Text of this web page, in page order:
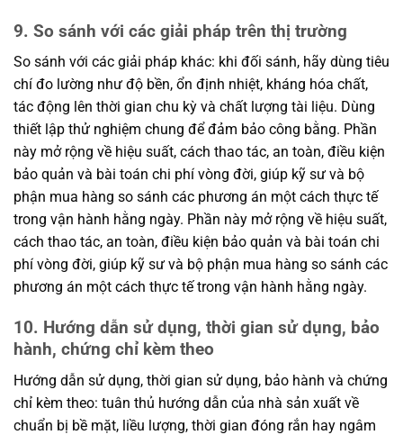
9. So sánh với các giải pháp trên thị trường
So sánh với các giải pháp khác: khi đối sánh, hãy dùng tiêu
chí đo lường như độ bền, ổn định nhiệt, kháng hóa chất,
tác động lên thời gian chu kỳ và chất lượng tài liệu. Dùng
thiết lập thử nghiệm chung để đảm bảo công bằng. Phần
này mở rộng về hiệu suất, cách thao tác, an toàn, điều kiện
bảo quản và bài toán chi phí vòng đời, giúp kỹ sư và bộ
phận mua hàng so sánh các phương án một cách thực tế
trong vận hành hằng ngày. Phần này mở rộng về hiệu suất,
cách thao tác, an toàn, điều kiện bảo quản và bài toán chi
phí vòng đời, giúp kỹ sư và bộ phận mua hàng so sánh các
phương án một cách thực tế trong vận hành hằng ngày.
10. Hướng dẫn sử dụng, thời gian sử dụng, bảo
hành, chứng chỉ kèm theo
Hướng dẫn sử dụng, thời gian sử dụng, bảo hành và chứng
chỉ kèm theo: tuân thủ hướng dẫn của nhà sản xuất về
chuẩn bị bề mặt, liều lượng, thời gian đóng rắn hay ngâm